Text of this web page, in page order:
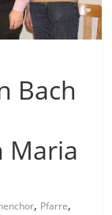
Bach
Maria
, Pfarre,